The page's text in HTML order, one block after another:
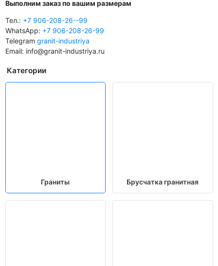
Выполним заказ по вашим размерам
Тел.: +7 906-208-26--99
WhatsApp: +7 906-208-26-99
Telegram granit-industriya
Email: info@granit-industriya.ru
Категории
Граниты Брусчатка гранитная